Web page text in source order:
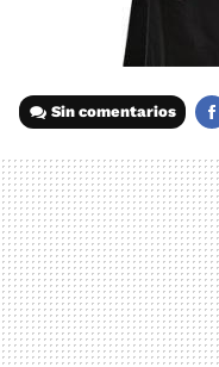
Sin comentarios